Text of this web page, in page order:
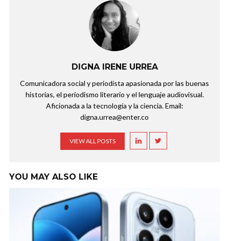
DIGNA IRENE URREA
Comunicadora social y periodista apasionada por las buenas
historias, el periodismo literario y el lenguaje audiovisual.
Aficionada a la tecnología y la ciencia. Email:
digna.urrea@enter.co
VIEW ALL POSTS
YOU MAY ALSO LIKE